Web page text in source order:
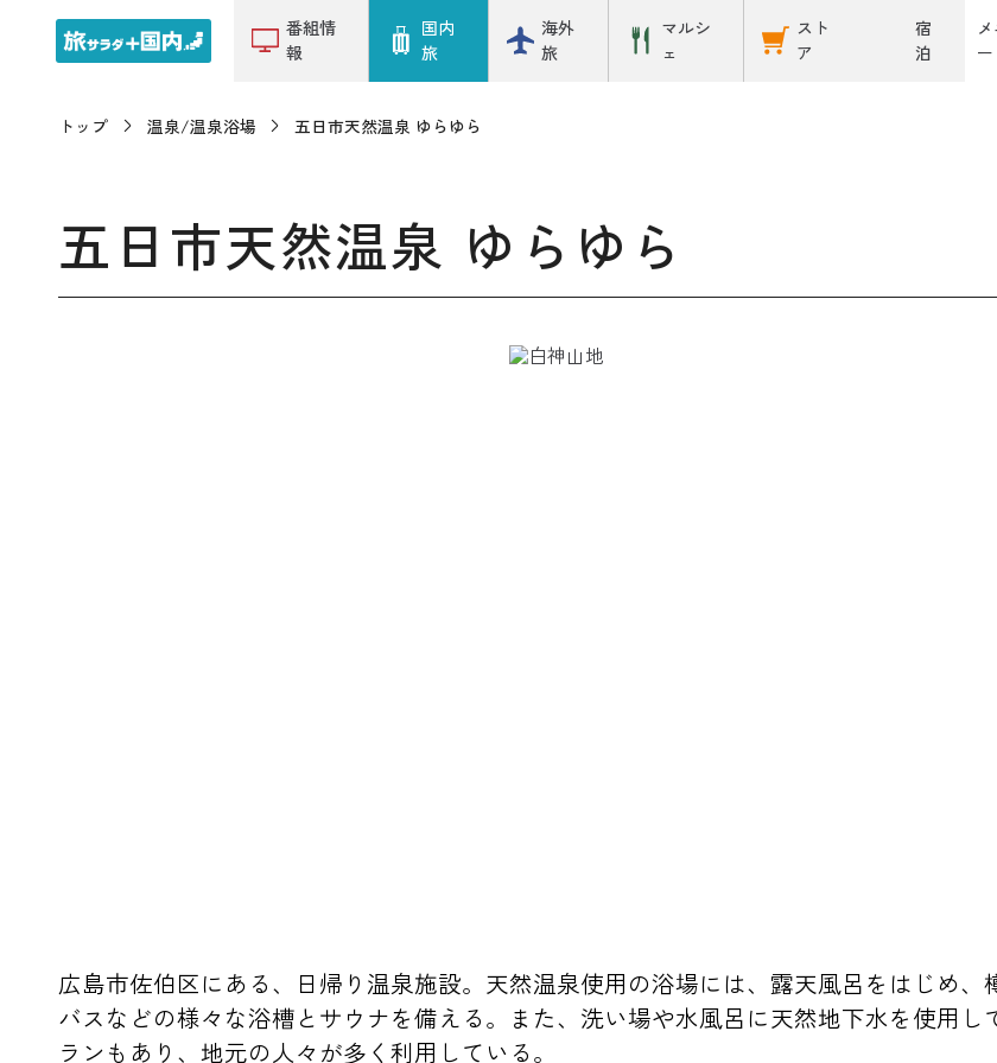
番組情
報
国内
旅
海外
旅
マルシ
ェ
スト
ア
宿
泊
ー
トップ 温泉/温泉浴場 五日市天然温泉 ゆらゆら
五日市天然温泉 ゆらゆら
広島市佐伯区にある、日帰り温泉施設。天然温泉使用の浴場には、露天風呂をはじめ
バスなどの様々な浴槽とサウナを備える。また、洗い場や水風呂に天然地下水を使用
ランもあり、地元の人々が多く利用している。